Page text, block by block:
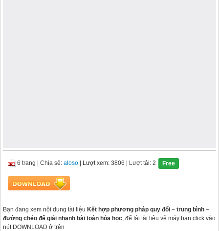
6 trang Chia sẻ: aloso | Lượt xem: 3806 | Lượt tải: 2 Free
Bạn đang xem nội dung tài liệu Kết hợp phương pháp quy đổi – trung bình –
đường chéo để giải nhanh bài toán hóa học, để tải tài liệu về máy bạn click vào
nút DOWNLOAD ở trên